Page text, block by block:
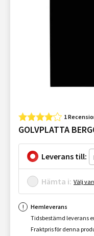
1
GOLVPLATTA
Leverans till:
Hämta i: Välj
Hemleverans
Tidsbestämd leverans
Fraktpris för denna